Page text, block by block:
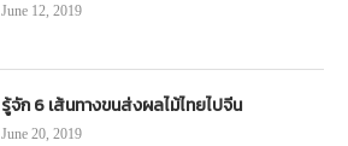
June 12, 2019
รู้จัก 6 เส้นทางขนส่งผลไม้ไทยไปจีน
June 20, 2019